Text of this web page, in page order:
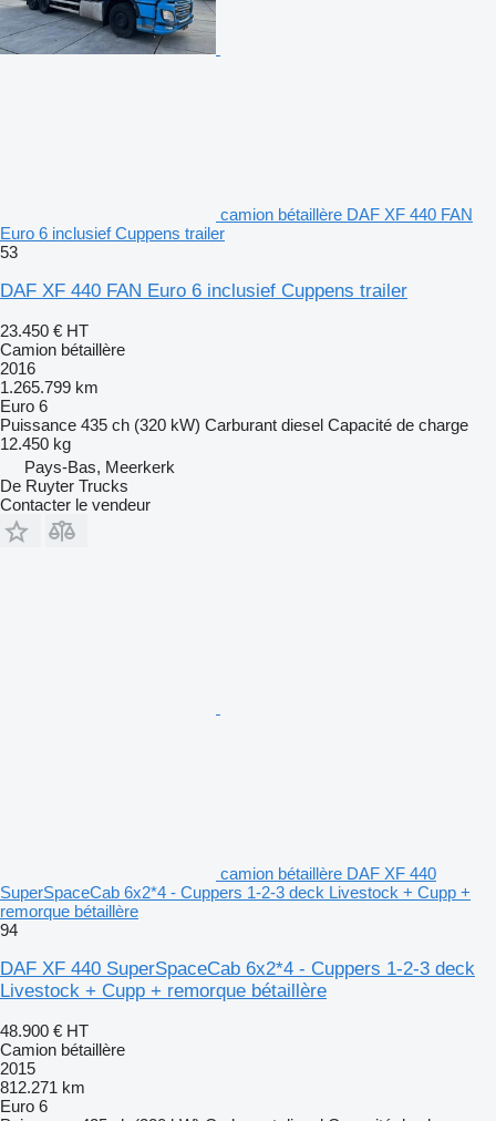
camion bétaillère DAF XF 440 FAN
Euro 6 inclusief Cuppens trailer
53
DAF XF 440 FAN Euro 6 inclusief Cuppens trailer
23.450 € HT
Camion bétaillère
2016
1.265.799 km
Euro 6
Puissance 435 ch (320 kW) Carburant diesel Capacité de charge
12.450 kg
Pays-Bas, Meerkerk
De Ruyter Trucks
Contacter le vendeur
camion bétaillère DAF XF 440
SuperSpaceCab 6x2*4 - Cuppers 1-2-3 deck Livestock + Cupp +
remorque bétaillère
94
DAF XF 440 SuperSpaceCab 6x2*4 - Cuppers 1-2-3 deck
Livestock + Cupp + remorque bétaillère
48.900 € HT
Camion bétaillère
2015
812.271 km
Euro 6